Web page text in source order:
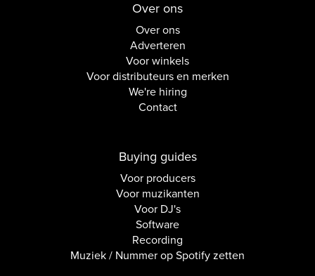
Over ons
Over ons
Adverteren
Voor winkels
Voor distributeurs en merken
We're hiring
Contact
Buying guides
Voor producers
Voor muzikanten
Voor DJ's
Software
Recording
Muziek / Nummer op Spotify zetten